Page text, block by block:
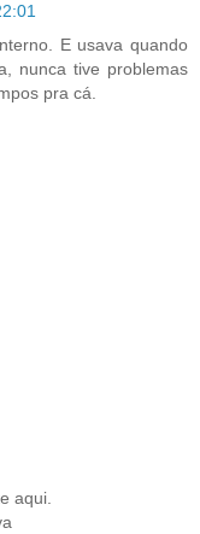
E usava quando
nunca tive problemas
pra cá.
aqui.